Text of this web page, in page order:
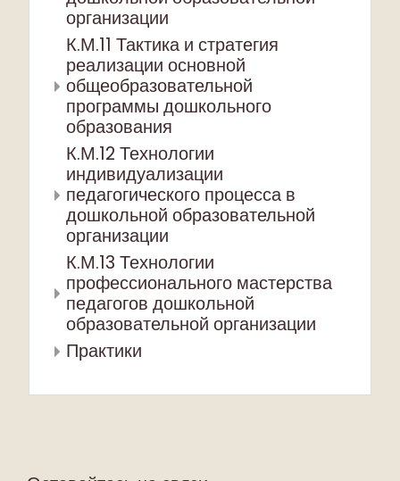
организации
К.М.11 Тактика и стратегия
реализации основной
общеобразовательной
программы дошкольного
образования
К.М.12 Технологии
индивидуализации
педагогического процесса в
дошкольной образовательной
организации
К.М.13 Технологии
профессионального мастерства
педагогов дошкольной
образовательной организации
Практики